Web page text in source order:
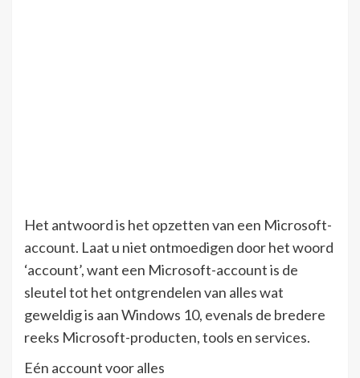
Het antwoord is het opzetten van een Microsoft-
account. Laat u niet ontmoedigen door het woord
‘account’, want een Microsoft-account is de
sleutel tot het ontgrendelen van alles wat
geweldig is aan Windows 10, evenals de bredere
reeks Microsoft-producten, tools en services.
Eén account voor alles